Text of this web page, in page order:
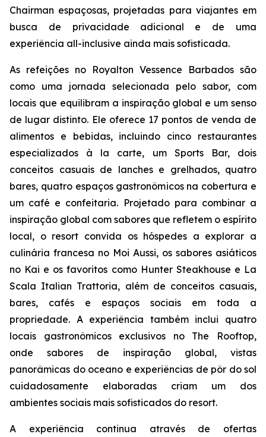
Chairman espaçosas, projetadas para viajantes em
busca de privacidade adicional e de uma
experiência all-inclusive ainda mais sofisticada.
As refeições no Royalton Vessence Barbados são
como uma jornada selecionada pelo sabor, com
locais que equilibram a inspiração global e um senso
de lugar distinto. Ele oferece 17 pontos de venda de
alimentos e bebidas, incluindo cinco restaurantes
especializados à la carte, um Sports Bar, dois
conceitos casuais de lanches e grelhados, quatro
bares, quatro espaços gastronômicos na cobertura e
um café e confeitaria. Projetado para combinar a
inspiração global com sabores que refletem o espírito
local, o resort convida os hóspedes a explorar a
culinária francesa no Moi Aussi, os sabores asiáticos
no Kai e os favoritos como Hunter Steakhouse e La
Scala Italian Trattoria, além de conceitos casuais,
bares, cafés e espaços sociais em toda a
propriedade. A experiência também inclui quatro
locais gastronômicos exclusivos no The Rooftop,
onde sabores de inspiração global, vistas
panorâmicas do oceano e experiências de pôr do sol
cuidadosamente elaboradas criam um dos
ambientes sociais mais sofisticados do resort.
A experiência continua através de ofertas